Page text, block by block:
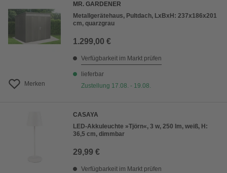
Merken
MR. GARDENER
Metallgerätehaus, Pultdach, LxBxH: 237x186x201
cm, quarzgrau
1.299,00 €
Verfügbarkeit im Markt prüfen
lieferbar
Zustellung 17.08. - 19.08.
CASAYA
LED-Akkuleuchte »Tjörn«, 3 w, 250 lm, weiß, H:
36,5 cm, dimmbar
29,99 €
Verfügbarkeit im Markt prüfen